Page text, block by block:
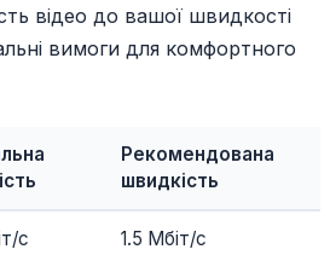
відео до вашої швидкості
вимоги для комфортного
Рекомендована
швидкість
с 1.5 Мбіт/с